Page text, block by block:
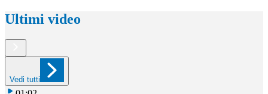
Ultimi video
Vedi tutti